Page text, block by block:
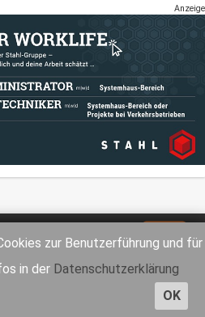
zur Benutzerführung und für
in der Datenschutzerklärung
OK
Anzeige